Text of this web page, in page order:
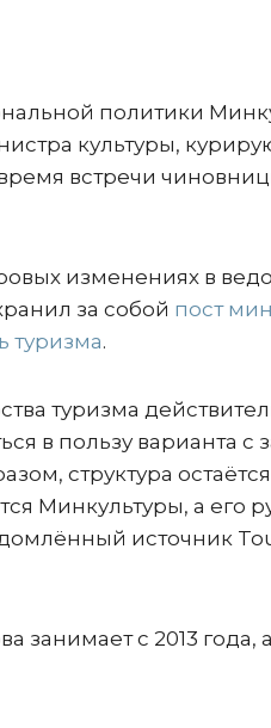
политики
культуры,
встречи
изменениях в
за собой пост
туризма.
туризма
в пользу варианта
структура
Минкультуры, а его
источник
с 2013 года,